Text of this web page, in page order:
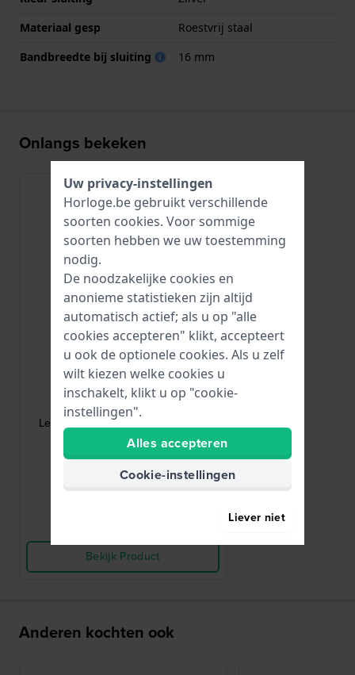
Materiaal gesp
Roestvrij staal
Bandbreedte bij sluiting
16 mm
Onlangs bekeken
Edox
ED-BA-CL-60001 3 AIN
Les Vauberts Roestvrijstalen gesp
16mm
€ 20,-
● Op voorraad
Bekijk Product
Anderen kochten ook
Uw privacy-instellingen
Horloge.be gebruikt verschillende
soorten cookies. Voor sommige
soorten hebben we uw toestemming
nodig.
De noodzakelijke cookies en
anonieme statistieken zijn altijd
automatisch actief; als u op "alle
cookies accepteren" klikt, accepteert
u ook de optionele cookies. Als u zelf
wilt kiezen welke cookies u
inschakelt, klikt u op "cookie-
instellingen".
Alles accepteren
Cookie-instellingen
Liever niet